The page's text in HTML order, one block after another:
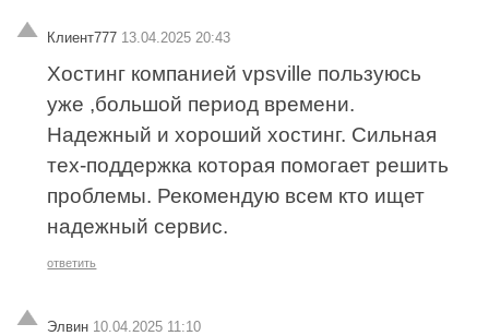
Клиент777 13.04.2025 20:43
Хостинг компанией vpsville пользуюсь
уже ,большой период времени.
Надежный и хороший хостинг. Сильная
тех-поддержка которая помогает решить
проблемы. Рекомендую всем кто ищет
надежный сервис.
ответить
Элвин 10.04.2025 11:10